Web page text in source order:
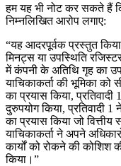
हम यह भी नोट कर सकते हैं
निम्नलिखित आरोप लगाए:
“यह आदरपूर्वक प्रस्तुत
मिनट्स या उपस्थिति
में कंपनी के अतिथि गृह का
याचिकाकर्ता की भूमिका
का प्रयास किया,
दुरुपयोग किया, प्रतिवादी
का प्रयास किया जो
याचिकाकर्ता ने अपने
कार्यों को रोकने की कोशिश
किया।”